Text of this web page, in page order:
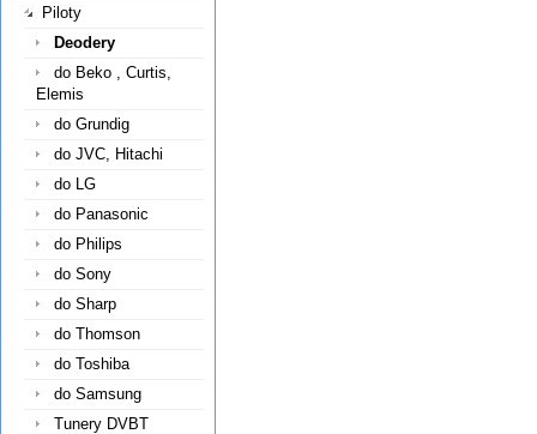
Piloty
Deodery
do Beko , Curtis,
Elemis
do Grundig
do JVC, Hitachi
do LG
do Panasonic
do Philips
do Sony
do Sharp
do Thomson
do Toshiba
do Samsung
Tunery DVBT